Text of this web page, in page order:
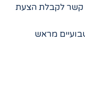
קשר לקבלת הצעת
מראש